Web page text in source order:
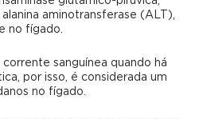
aminotransferase (ALT),
no fígado.
corrente sanguínea quando há
por isso, é considerada um
no fígado.